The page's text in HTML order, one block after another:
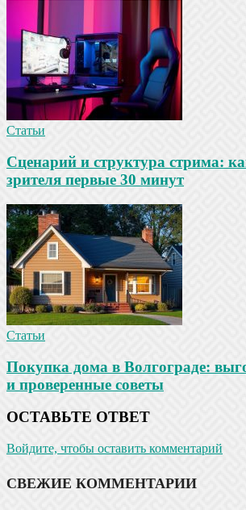
Статьи
Сценарий и структура стрима:
зрителя первые 30 минут
Статьи
Покупка дома в Волгограде:
и проверенные советы
ОСТАВЬТЕ ОТВЕТ
Войдите, чтобы оставить комментарий
СВЕЖИЕ КОММЕНТАРИИ